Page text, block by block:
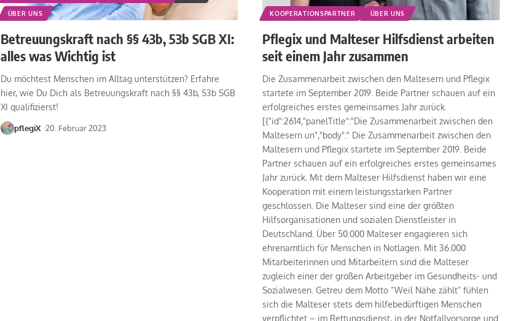
ÜBER UNS
Betreuungskraft nach §§ 43b, 53b SGB XI:
alles was Wichtig ist
Du möchtest Menschen im Alltag unterstützen? Erfahre
hier, wie Du Dich als Betreuungskraft nach §§ 43b, 53b SGB
XI qualifizierst!
pflegiX 20. Februar 2023
KOOPERATIONSPARTNER ÜBER UNS
Pflegix und Malteser Hilfsdienst arbeiten
seit einem Jahr zusammen
Die Zusammenarbeit zwischen den Maltesern und Pflegix
startete im September 2019. Beide Partner schauen auf ein
erfolgreiches erstes gemeinsames Jahr zurück.
[{"id":2614,"panelTitle":"Die Zusammenarbeit zwischen den
Maltesern un","body":" Die Zusammenarbeit zwischen den
Maltesern und Pflegix startete im September 2019. Beide
Partner schauen auf ein erfolgreiches erstes gemeinsames
Jahr zurück. Mit dem Malteser Hilfsdienst haben wir eine
Kooperation mit einem leistungsstarken Partner
geschlossen. Die Malteser sind eine der größten
Hilfsorganisationen und sozialen Dienstleister in
Deutschland. Über 50.000 Malteser engagieren sich
ehrenamtlich für Menschen in Notlagen. Mit 36.000
Mitarbeiterinnen und Mitarbeitern sind die Malteser
zugleich einer der großen Arbeitgeber im Gesundheits- und
Sozialwesen. Getreu dem Motto “Weil Nähe zählt” fühlen
sich die Malteser stets dem hilfebedürftigen Menschen
verpflichtet – im Rettungsdienst, in der Notfallvorsorge und